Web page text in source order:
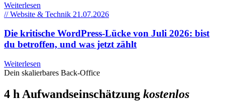
Weiterlesen
// Website & Technik 21.07.2026
Die kritische WordPress-Lücke von Juli 2026: bist
du betroffen, und was jetzt zählt
Weiterlesen
Dein skalierbares Back-Office
4 h Aufwandseinschätzung kostenlos